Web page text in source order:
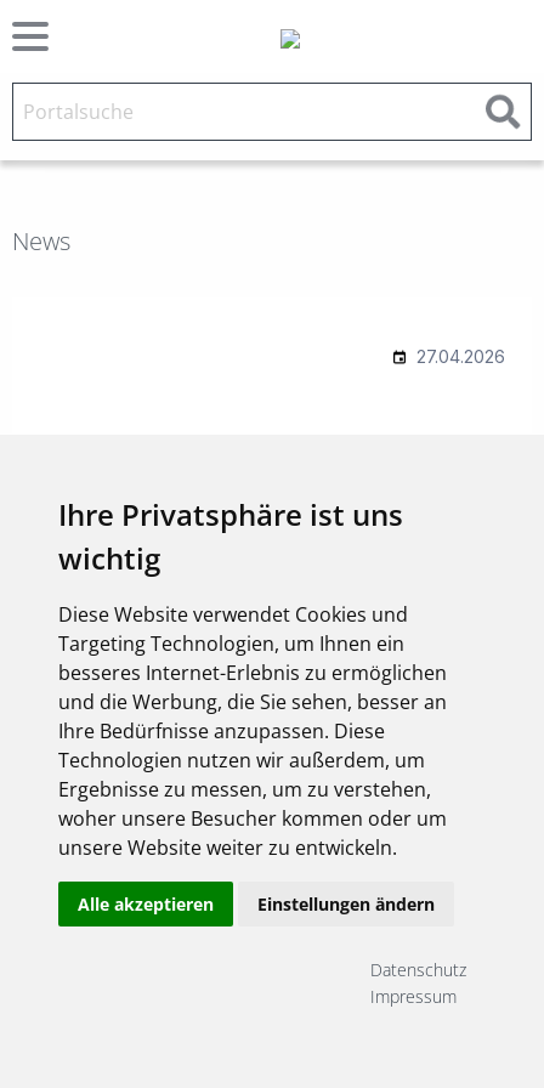
Ihre Privatsphäre ist uns
wichtig
Diese Website verwendet Cookies und
Targeting Technologien, um Ihnen ein
besseres Internet-Erlebnis zu ermöglichen
und die Werbung, die Sie sehen, besser an
Ihre Bedürfnisse anzupassen. Diese
Technologien nutzen wir außerdem, um
Ergebnisse zu messen, um zu verstehen,
woher unsere Besucher kommen oder um
unsere Website weiter zu entwickeln.
Alle akzeptieren Einstellungen ändern
Datenschutz
Impressum
News